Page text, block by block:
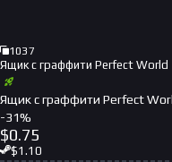
1037
Ящик с граффити Perfect World
Ящик с граффити Perfect
-31%
$0.75
$1.10